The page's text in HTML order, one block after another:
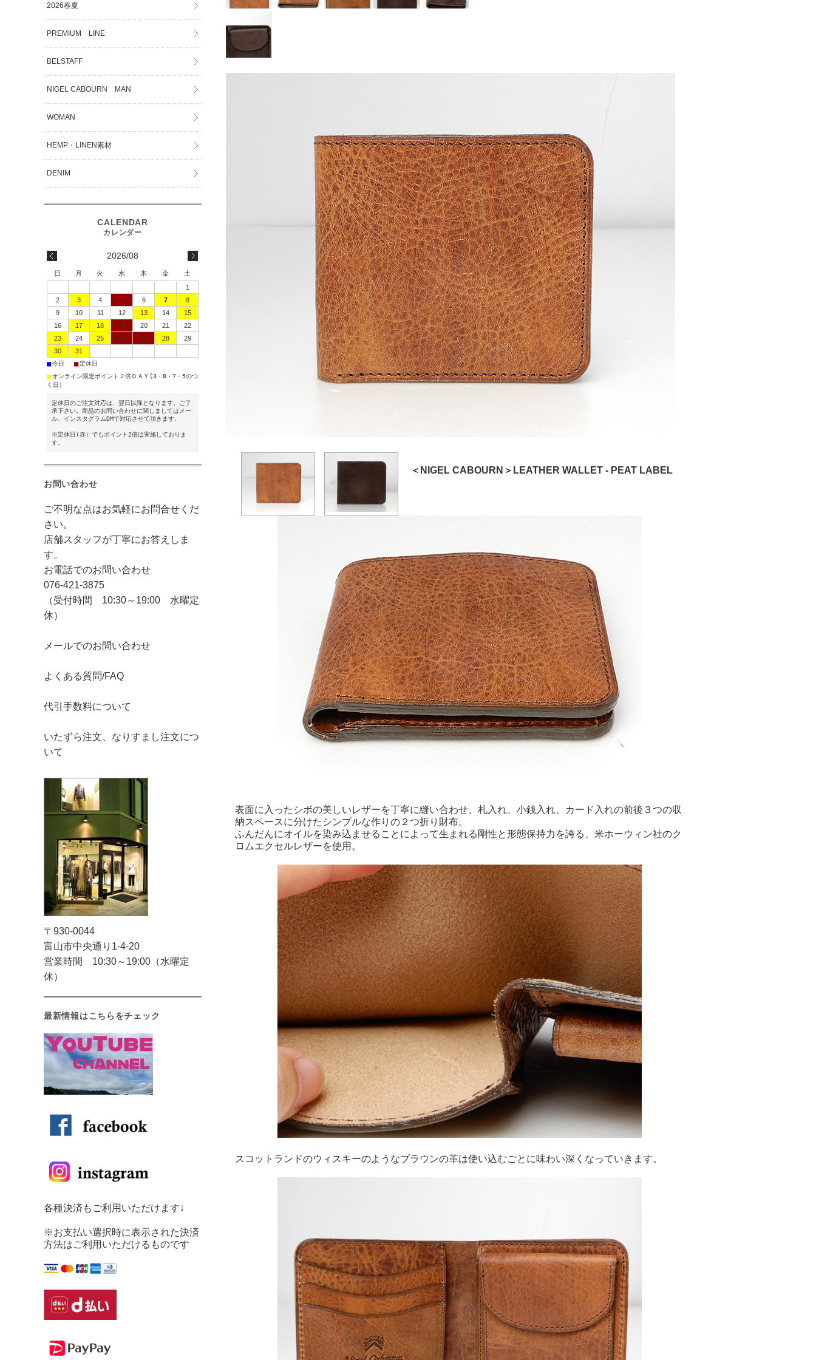
＜NIGEL CABOURN＞LEATHER WALLET - PEAT LABEL
表面に入ったシボの美しいレザーを丁寧に縫い合わせ、札入れ、小銭入れ、カード入れの前後３つの収
納スペースに分けたシンプルな作りの２つ折り財布。
ふんだんにオイルを染み込ませることによって生まれる剛性と形態保持力を誇る、米ホーウィン社のク
ロムエクセルレザーを使用。
スコットランドのウィスキーのようなブラウンの革は使い込むごとに味わい深くなっていきます。
2026春夏
PREMIUM LINE
BELSTAFF
NIGEL CABOURN MAN
WOMAN
HEMP・LINEN素材
DENIM
2026/08
日 月 火 水 木 金
土
1
2
3 4 5 6 7
8
9
10 11 12 13 14
15
16
17 18 19 20 21
22
23
24 25 26 27 28
29
30
31
■今日 ■定休日
■ オンライン限定ポイント２倍ＤＡＹ(3・8・7・5のつ
く日）
定休日のご注文対応は、翌日以降となります。ご了
承下さい。商品のお問い合わせに関しましてはメー
ル、インスタグラムDMで対応させて頂きます。
※定休日(赤）でもポイント2倍は実施しておりま
す。
お問い合わせ
ご不明な点はお気軽にお問合せくだ
さい。
店舗スタッフが丁寧にお答えしま
す。
お電話でのお問い合わせ
076-421-3875
（受付時間 10:30～19:00 水曜定
休）
メールでのお問い合わせ
よくある質問/FAQ
代引手数料について
いたずら注文、なりすまし注文につ
いて
〒930-0044
富山市中央通り1-4-20
営業時間 10:30～19:00（水曜定
休）
最新情報はこちらをチェック
各種決済もご利用いただけます↓
※お支払い選択時に表示された決済
方法はご利用いただけるものです